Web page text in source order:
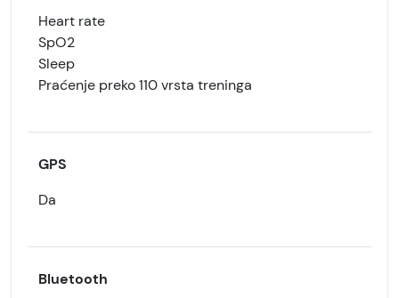
Heart rate
SpO2
Sleep
Praćenje preko 110 vrsta treninga
GPS
Da
Bluetooth